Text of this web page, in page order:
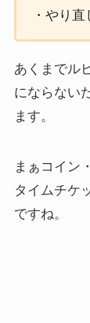
・やり
あくまでル
にならない
ます。
まぁコイン
タイムチケ
ですね。